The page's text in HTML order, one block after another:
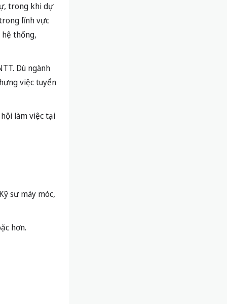
trong khi dự
lĩnh vực
thống,
Dù ngành
việc tuyển
làm việc tại
sư máy móc,
hơn.